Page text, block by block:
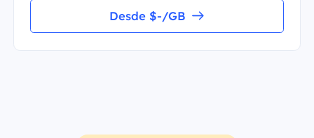
Desde $-/GB